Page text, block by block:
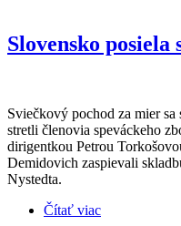
Slovensko posiela
Sviečkový pochod za mier sa
stretli členovia speváckeho
dirigentkou Petrou
Demidovich zaspievali
Nystedta.
Čítať viac